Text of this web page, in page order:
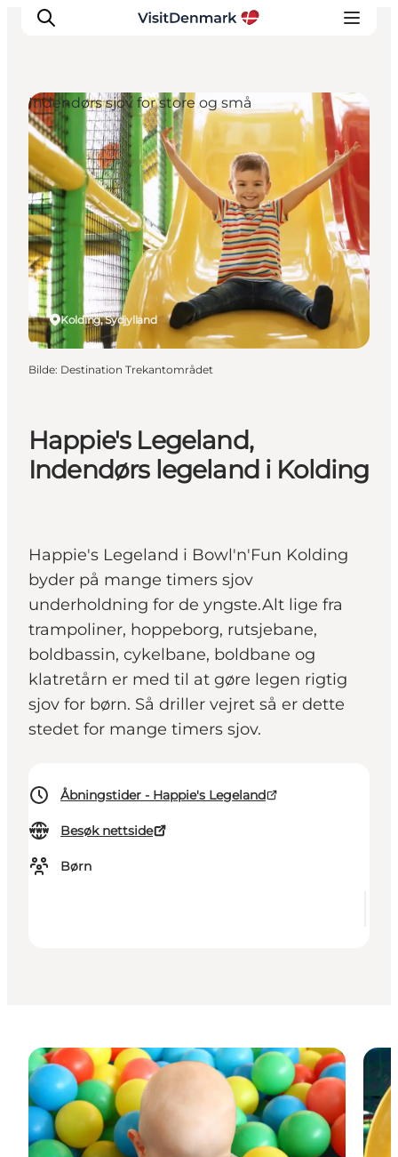
Inspirasjon
Reisemål
Aktiviteter
Overnatting
Planlegg reisen
Happie's Legeland,
Indendørs legeland i Kolding
Happie's Legeland i Bowl'n'Fun Kolding
byder på mange timers sjov
underholdning for de yngste.Alt lige fra
trampoliner, hoppeborg, rutsjebane,
boldbassin, cykelbane, boldbane og
klatretårn er med til at gøre legen rigtig
sjov for børn. Så driller vejret så er dette
stedet for mange timers sjov.
Åbningstider - Happie's Legeland
Besøk nettside
Børn
Kolding, Sydjylland
Indendørs sjov for store og små
Bilde: Destination Trekantområdet